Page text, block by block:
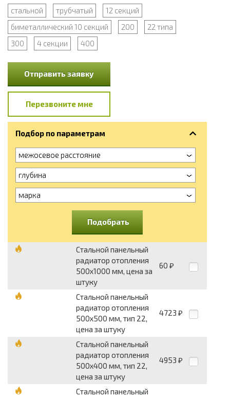
стальной трубчатый
12 секций
биметаллический 10 секций
200
22 типа
300
4 секции 400
Отправить заявку
Перезвоните мне
Подбор по параметрам
межосевое расстояние
глубина
марка
Подобрать
Стальной панельный
радиатор отопления
500х1000 мм, цена за
штуку
60 ₽
Стальной панельный
радиатор отопления
500х500 мм, тип 22,
цена за штуку
4723 ₽
Стальной панельный
радиатор отопления
500х400 мм, тип 22,
цена за штуку
4953 ₽
Стальной панельный